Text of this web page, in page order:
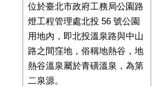
位於臺北市政府工務局公園路
燈工程管理處北投 56 號公園
用地內，即北投溫泉路與中山
路之間窪地，俗稱地熱谷，地
熱谷溫泉屬於青磺溫泉，為第
二泉源。